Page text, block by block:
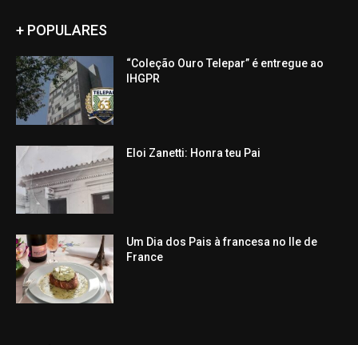
+ POPULARES
“Coleção Ouro Telepar” é entregue ao
IHGPR
Eloi Zanetti: Honra teu Pai
Um Dia dos Pais à francesa no Ile de
France